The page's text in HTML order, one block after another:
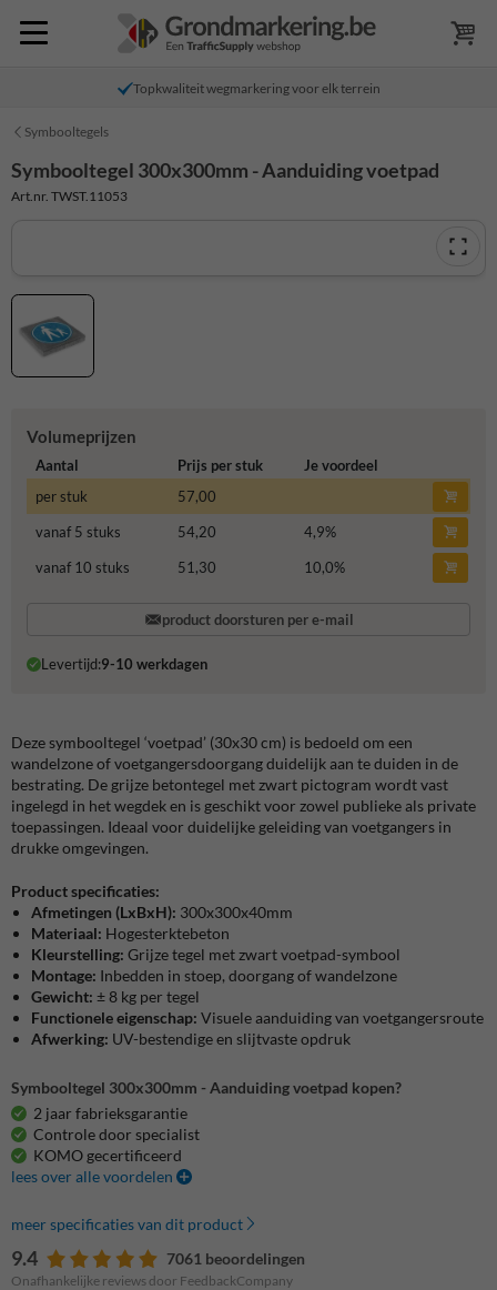
Topkwaliteit wegmarkering voor elk terrein
Symbooltegels
Symbooltegel 300x300mm - Aanduiding voetpad
Art.nr. TWST.11053
Volumeprijzen
Aantal Prijs per stuk
Je voordeel
per stuk
57,00
vanaf 5 stuks
54,20 4,9%
vanaf 10 stuks
51,30 10,0%
product doorsturen per e-mail
Levertijd:9-10 werkdagen
Deze symbooltegel ‘voetpad’ (30x30 cm) is bedoeld om een
wandelzone of voetgangersdoorgang duidelijk aan te duiden in de
bestrating. De grijze betontegel met zwart pictogram wordt vast
ingelegd in het wegdek en is geschikt voor zowel publieke als private
toepassingen. Ideaal voor duidelijke geleiding van voetgangers in
drukke omgevingen.
Product specificaties:
Afmetingen (LxBxH): 300x300x40mm
Materiaal: Hogesterktebeton
Kleurstelling: Grijze tegel met zwart voetpad-symbool
Montage: Inbedden in stoep, doorgang of wandelzone
Gewicht: ± 8 kg per tegel
Functionele eigenschap: Visuele aanduiding van voetgangersroute
Afwerking: UV-bestendige en slijtvaste opdruk
Symbooltegel 300x300mm - Aanduiding voetpad kopen?
2 jaar fabrieksgarantie
Controle door specialist
KOMO gecertificeerd
lees over alle voordelen
meer specificaties van dit product
9.4 7061 beoordelingen
Onafhankelijke reviews door FeedbackCompany